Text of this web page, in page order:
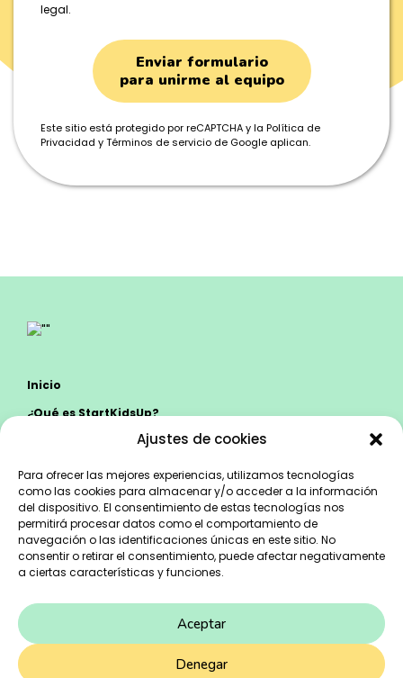
Ajustes de cookies
Para ofrecer las mejores experiencias, utilizamos tecnologías
como las cookies para almacenar y/o acceder a la información
del dispositivo. El consentimiento de estas tecnologías nos
permitirá procesar datos como el comportamiento de
navegación o las identificaciones únicas en este sitio. No
consentir o retirar el consentimiento, puede afectar negativamente
a ciertas características y funciones.
Aceptar
Denegar
legal.
Enviar formulario
para unirme al equipo
Este sitio está protegido por reCAPTCHA y la Política de
Privacidad yTérminos de servicio de Google aplican.
Inicio
¿Qué es StartKidsUp?
Familias
Equipo
Contacta
Blog
hello@startkidsup.com
+34 652 21 44 88